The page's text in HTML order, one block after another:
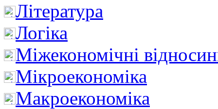
Література
Логіка
Міжекономічні
Мікроекономіка
Макроекономіка